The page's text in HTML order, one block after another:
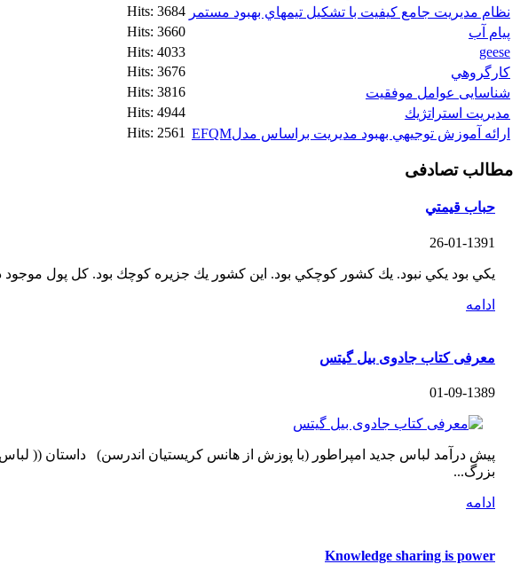
نظام مديريت جامع كيفيت با تشكيل تيمهاي بهبود مستمر Hits: 3684
پیام آب
Hits: 3660
geese
Hits: 4033
كارگروهي
Hits: 3676
شناسایی عوامل موفقیت
Hits: 3816
مديريت استراتژيك
Hits: 4944
ارائه آموزش توجيهي بهبود مديريت براساس مدلEFQM
Hits: 2561
مطالب تصادفی
حباب قيمتي
26-01-1391
يكي بود يكي نبود. يك كشور كوچكي بود. اين كشور يك جزيره كوچك بود. كل پول موجود در اين جزيره 2 دلار بود؛ 2
ادامه
معرفی کتاب جادوی بیل گیتس
01-09-1389
پیش درآمد لباس جدید امپراطور (با پوزش از هانس کریستیان اندرسن) داستان ((
بزرگ...
ادامه
Knowledge sharing is power